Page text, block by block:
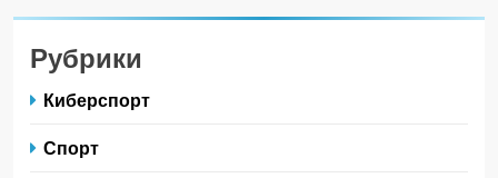
Рубрики
Киберспорт
Спорт